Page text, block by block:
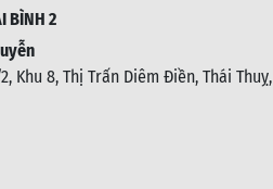
BÌNH 2
Khu 8, Thị Trấn Diêm Điền, Thái Thuỵ,